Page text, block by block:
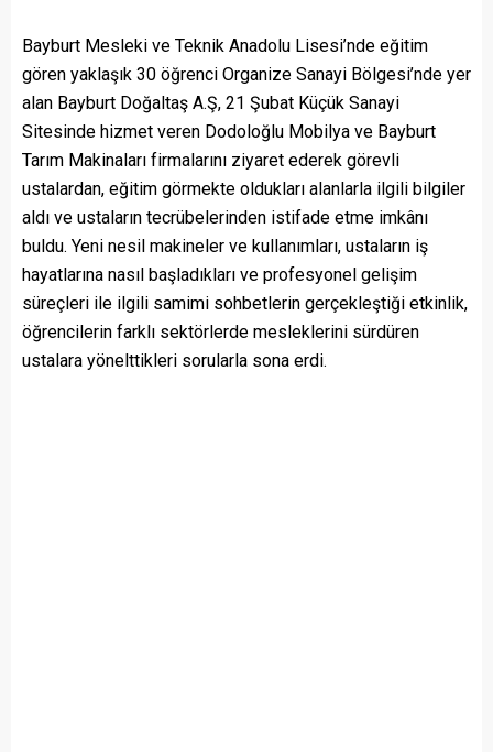
Bayburt Mesleki ve Teknik Anadolu Lisesi’nde eğitim
gören yaklaşık 30 öğrenci Organize Sanayi Bölgesi’nde yer
alan Bayburt Doğaltaş A.Ş, 21 Şubat Küçük Sanayi
Sitesinde hizmet veren Dodoloğlu Mobilya ve Bayburt
Tarım Makinaları firmalarını ziyaret ederek görevli
ustalardan, eğitim görmekte oldukları alanlarla ilgili bilgiler
aldı ve ustaların tecrübelerinden istifade etme imkânı
buldu. Yeni nesil makineler ve kullanımları, ustaların iş
hayatlarına nasıl başladıkları ve profesyonel gelişim
süreçleri ile ilgili samimi sohbetlerin gerçekleştiği etkinlik,
öğrencilerin farklı sektörlerde mesleklerini sürdüren
ustalara yönelttikleri sorularla sona erdi.